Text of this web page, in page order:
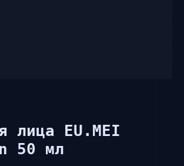
лица EU.MEI
50 мл